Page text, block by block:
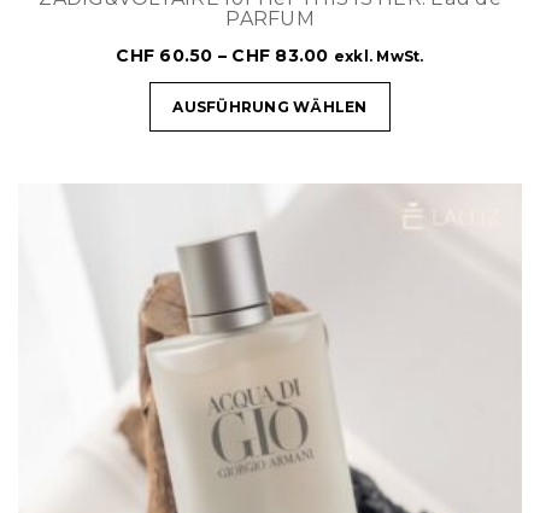
PARFUM
CHF 60.50 – CHF 83.00 exkl. MwSt.
AUSFÜHRUNG WÄHLEN